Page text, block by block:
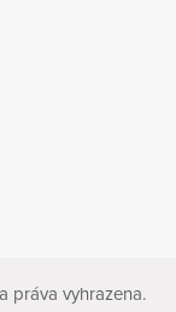
práva vyhrazena.